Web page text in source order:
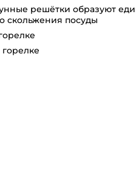
решётки образуют
скольжения посуды